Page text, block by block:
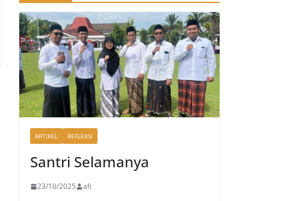
ARTIKEL REFLEKSI
Santri Selamanya
23/10/2025 afi